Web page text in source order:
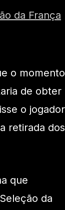
da França
o momento
de obter
o jogador
retirada dos
que
da